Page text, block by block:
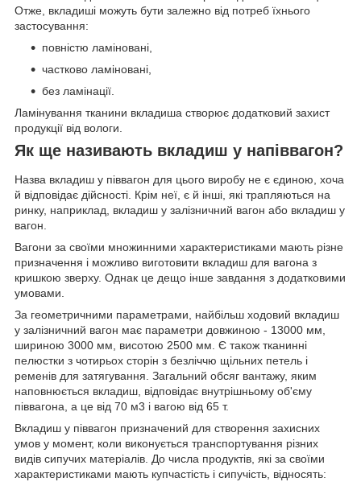
Отже, вкладиші можуть бути залежно від потреб їхнього
застосування:
повністю ламіновані,
частково ламіновані,
без ламінації.
Ламінування тканини вкладиша створює додатковий захист
продукції від вологи.
Як ще називають вкладиш у напіввагон?
Назва вкладиш у піввагон для цього виробу не є єдиною, хоча
й відповідає дійсності. Крім неї, є й інші, які трапляються на
ринку, наприклад, вкладиш у залізничний вагон або вкладиш у
вагон.
Вагони за своїми множинними характеристиками мають різне
призначення і можливо виготовити вкладиш для вагона з
кришкою зверху. Однак це дещо інше завдання з додатковими
умовами.
За геометричними параметрами, найбільш ходовий вкладиш
у залізничний вагон має параметри довжиною - 13000 мм,
шириною 3000 мм, висотою 2500 мм. Є також тканинні
пелюстки з чотирьох сторін з безліччю щільних петель і
ременів для затягування. Загальний обсяг вантажу, яким
наповнюється вкладиш, відповідає внутрішньому об'єму
піввагона, а це від 70 м3 і вагою від 65 т.
Вкладиш у піввагон призначений для створення захисних
умов у момент, коли виконується транспортування різних
видів сипучих матеріалів. До числа продуктів, які за своїми
характеристиками мають купчастість і сипучість, відносять: